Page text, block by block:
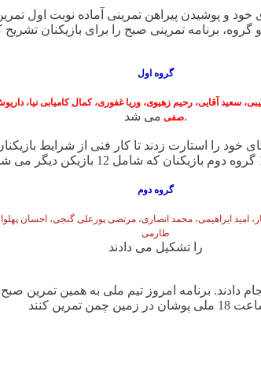
و پوشیدن پیراهن تمرینی آماده نوبت اول
گروه اول
سعید آقایی، رحیم زهیوی، وریا غفوری، کمال کامیابی نیا،
صفیمی شد.
از ساعت 9:15 تمرین و تست های خود را استارت زدند تا کار فنی از
گروه دوم
امید ابراهیمی، محمد انصاری، مرتضی پورعلی گنجی، احسان
طارمی
را تشکیل می دادند
دادند. برنامه امروز تیم ملی به همین